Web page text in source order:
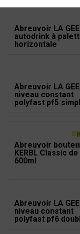
Abreuvoir LA GEE
autodrink à
horizontale
Abreuvoir LA GEE
niveau constant
polyfast pf5
Abreuvoir
KERBL Classic
600ml
Abreuvoir LA GEE
niveau constant
polyfast pf6